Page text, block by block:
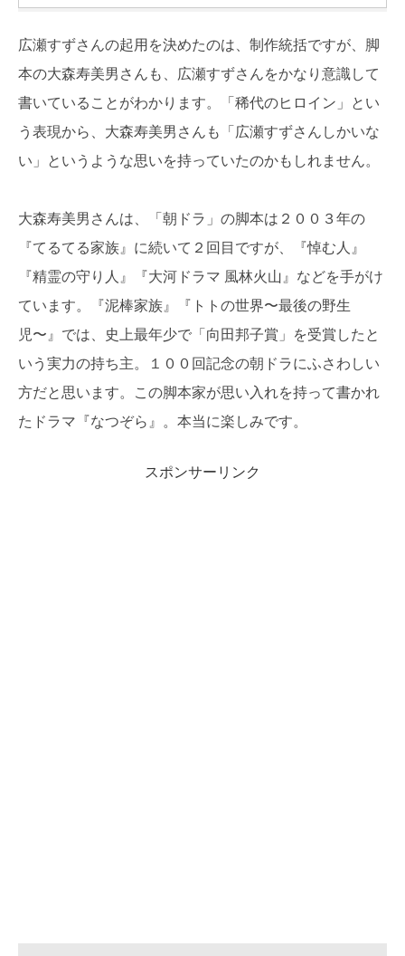
広瀬すずさんの起用を決めたのは、制作統括ですが、脚
本の大森寿美男さんも、広瀬すずさんをかなり意識して
書いていることがわかります。「稀代のヒロイン」とい
う表現から、大森寿美男さんも「広瀬すずさんしかいな
い」というような思いを持っていたのかもしれません。
大森寿美男さんは、「朝ドラ」の脚本は２００３年の
『てるてる家族』に続いて２回目ですが、『悼む人』
『精霊の守り人』『大河ドラマ 風林火山』などを手がけ
ています。『泥棒家族』『トトの世界〜最後の野生
児〜』では、史上最年少で「向田邦子賞」を受賞したと
いう実力の持ち主。１００回記念の朝ドラにふさわしい
方だと思います。この脚本家が思い入れを持って書かれ
たドラマ『なつぞら』。本当に楽しみです。
スポンサーリンク